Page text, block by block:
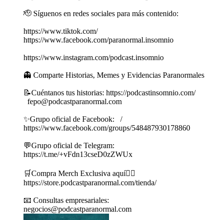
🫡 Síguenos en redes sociales para más contenido:
https://www.tiktok.com/
https://www.facebook.com/paranormal.insomnio
https://www.instagram.com/podcast.insomnio
👻 Comparte Historias, Memes y Evidencias Paranormales
📝Cuéntanos tus historias: https://podcastinsomnio.com/
fepo@podcastparanormal.com
✨Grupo oficial de Facebook: /
https://www.facebook.com/groups/548487930178860
💬Grupo oficial de Telegram:
https://t.me/+vFdn13cseD0zZWUx
🛒Compra Merch Exclusiva aquí👇🏼
https://store.podcastparanormal.com/tienda/
📧 Consultas empresariales:
negocios@podcastparanormal.com